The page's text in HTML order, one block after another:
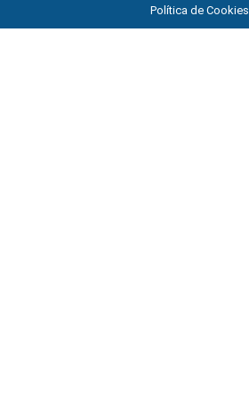
Política de Cookies